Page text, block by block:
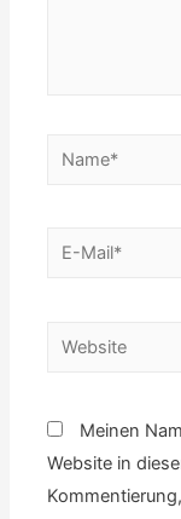
Name*
E-
Website
Meinen
Website in